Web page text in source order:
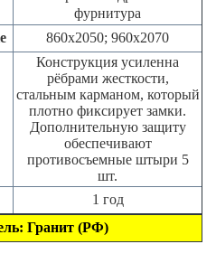
фурнитура
860х2050; 960х2070
Конструкция усиленна
рёбрами жесткости,
стальным карманом, который
плотно фиксирует замки.
Дополнительную защиту
обеспечивают
противосъемные штыри 5
шт.
1 год
Гранит (РФ)